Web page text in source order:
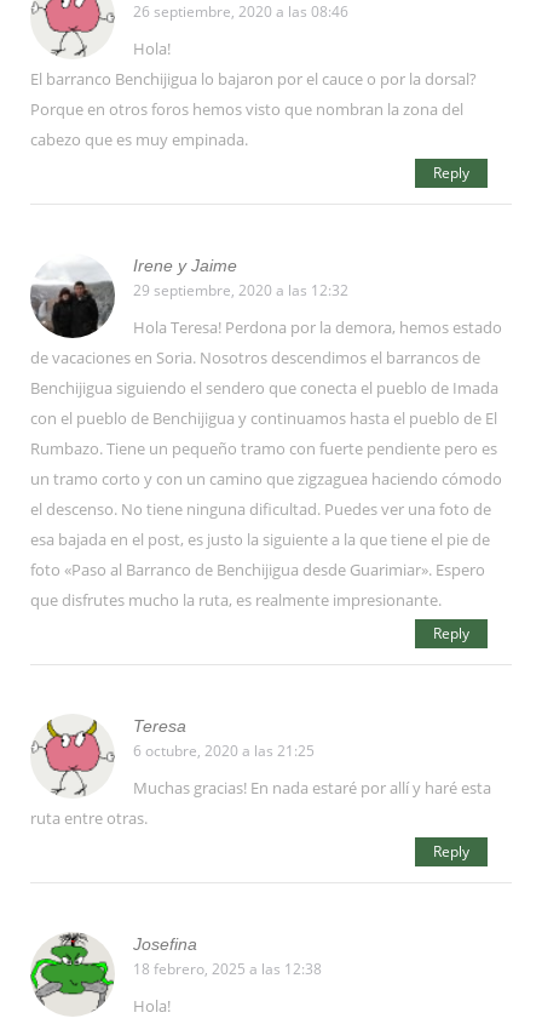
26 septiembre, 2020 a las 08:46
Hola!
El barranco Benchijigua lo bajaron por el cauce o por la dorsal?
Porque en otros foros hemos visto que nombran la zona del
cabezo que es muy empinada.
Reply
Irene y Jaime
29 septiembre, 2020 a las 12:32
Hola Teresa! Perdona por la demora, hemos estado
de vacaciones en Soria. Nosotros descendimos el barrancos de
Benchijigua siguiendo el sendero que conecta el pueblo de Imada
con el pueblo de Benchijigua y continuamos hasta el pueblo de El
Rumbazo. Tiene un pequeño tramo con fuerte pendiente pero es
un tramo corto y con un camino que zigzaguea haciendo cómodo
el descenso. No tiene ninguna dificultad. Puedes ver una foto de
esa bajada en el post, es justo la siguiente a la que tiene el pie de
foto «Paso al Barranco de Benchijigua desde Guarimiar». Espero
que disfrutes mucho la ruta, es realmente impresionante.
Reply
Teresa
6 octubre, 2020 a las 21:25
Muchas gracias! En nada estaré por allí y haré esta
ruta entre otras.
Reply
Josefina
18 febrero, 2025 a las 12:38
Hola!